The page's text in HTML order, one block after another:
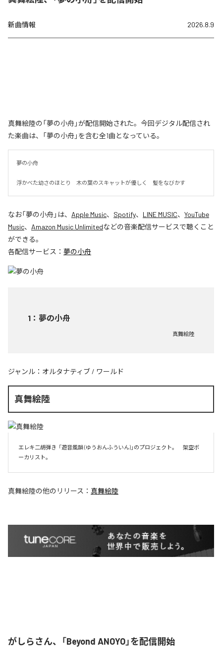
新曲情報 2026.8.9
真舞絵陸の「夢の小舟」が配信開始された。今回デジタル配信され
た楽曲は、「夢の小舟」を含む全1曲となっている。
夢の小舟
浮かべた幼さのほとり　木の葉のスキャットが優しく　髪をなびかす
なお「夢の小舟」は、 Apple Music、 Spotify、 LINE MUSIC、 YouTube
Music、 Amazon Music Unlimitedなどの音楽配信サービスで聴くこと
ができる。
各配信サービス： 夢の小舟
1 ： 夢の小舟
真舞絵陸
ジャンル： オルタナティブ / ワールド
真舞絵陸
エレキ二胡弾き  「遊音風韻 (ゆうおんふういん)」のプロジェクト。　架空ボ
ーカリスト。
真舞絵陸の他のリリース： 真舞絵陸
がしらさん、「Beyond ANOYO」を配信開始